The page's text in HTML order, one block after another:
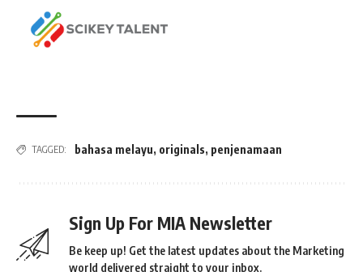
TAGGED: bahasa melayu, originals, penjenamaan
Sign Up For MIA Newsletter
Be keep up! Get the latest updates about the Marketing
world delivered straight to your inbox.